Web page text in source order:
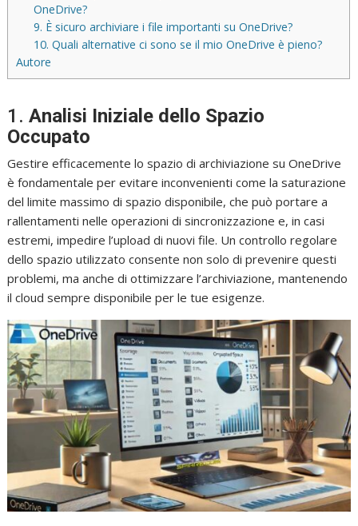
OneDrive?
9. È sicuro archiviare i file importanti su OneDrive?
10. Quali alternative ci sono se il mio OneDrive è pieno?
Autore
1.Analisi Iniziale dello Spazio
Occupato
Gestire efficacemente lo spazio di archiviazione su OneDrive
è fondamentale per evitare inconvenienti come la saturazione
del limite massimo di spazio disponibile, che può portare a
rallentamenti nelle operazioni di sincronizzazione e, in casi
estremi, impedire l’upload di nuovi file. Un controllo regolare
dello spazio utilizzato consente non solo di prevenire questi
problemi, ma anche di ottimizzare l’archiviazione, mantenendo
il cloud sempre disponibile per le tue esigenze.